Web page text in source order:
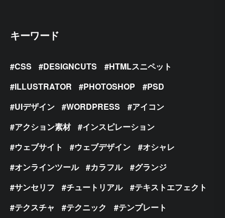
キーワード
CSS DESIGNCUTS
HTMLスニペット
ILLUSTRATOR
PHOTOSHOP
PSD
UIデザイン
WORDPRESS
アイコン
アクション素材
インスピレーション
ウェブサイト
ウェブデザイン
オシャレ
オンラインツール
カラフル
グランジ
サンセリフ
チュートリアル
テキストエフェクト
テクスチャ
テクニック
テンプレート